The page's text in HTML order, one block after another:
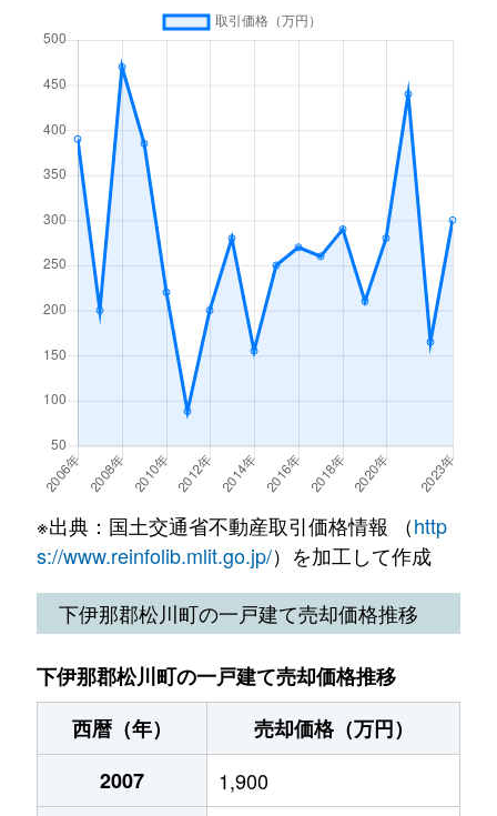
※出典：国土交通省不動産取引価格情報 （http
s://www.reinfolib.mlit.go.jp/）を加工して作成
下伊那郡松川町の一戸建て売却価格推移
下伊那郡松川町の一戸建て売却価格推移
西暦（年）
売却価格（万円）
2007
1,900